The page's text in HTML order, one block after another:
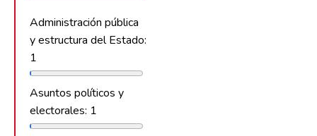
Administración pública
y estructura del Estado:
1
Asuntos políticos y
electorales: 1